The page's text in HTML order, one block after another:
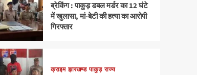
ब्रेकिंग : पाकुड़ डबल मर्डर का 12 घंटे
में खुलासा, मां-बेटी की हत्या का आरोपी
गिरफ्तार
क्राइम झारखण्ड पाकुड़ राज्य